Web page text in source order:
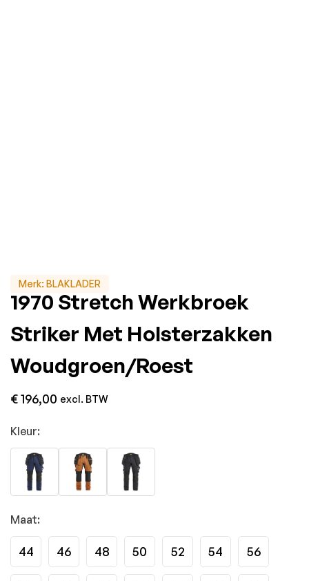
Merk: BLAKLADER
1970 Stretch Werkbroek
Striker Met Holsterzakken
Woudgroen/Roest
€196,00 excl. BTW
Kleur:
Maat:
44 46 48 50 52 54 56